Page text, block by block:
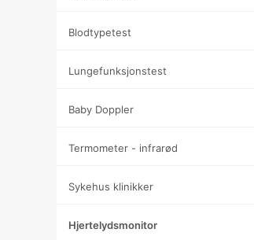
Blodtypetest
Lungefunksjonstest
Baby Doppler
Termometer - infrarød
Sykehus klinikker
Hjertelydsmonitor